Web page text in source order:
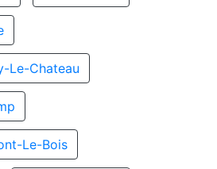
Le-Chateau
Le-Bois